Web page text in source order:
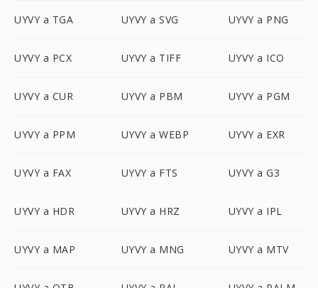
UYVY a TGA UYVY a SVG UYVY a PNG
UYVY a PCX UYVY a TIFF UYVY a ICO
UYVY a CUR UYVY a PBM UYVY a PGM
UYVY a PPM UYVY a WEBP UYVY a EXR
UYVY a FAX UYVY a FTS UYVY a G3
UYVY a HDR UYVY a HRZ UYVY a IPL
UYVY a MAP UYVY a MNG UYVY a MTV